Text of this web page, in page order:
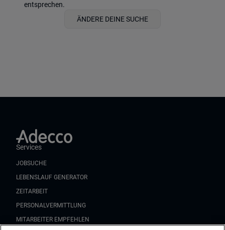
entsprechen.
ÄNDERE DEINE SUCHE
Services
JOBSUCHE
LEBENSLAUF GENERATOR
ZEITARBEIT
PERSONALVERMITTLUNG
MITARBEITER EMPFEHLEN